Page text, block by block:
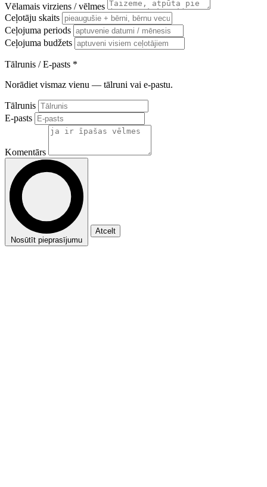
Vēlamais virziens / vēlmes
Ceļotāju skaits
Ceļojuma periods
Ceļojuma budžets
Tālrunis / E-pasts *
Norādiet vismaz vienu — tālruni vai e-pastu.
Tālrunis
E-pasts
Komentārs
Nosūtīt pieprasījumu
Atcelt